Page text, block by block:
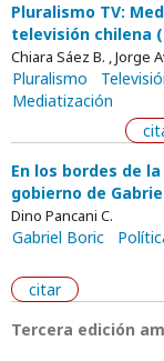
Pluralismo TV:
televisión chilena
Chiara Sáez B. , Jorge
Pluralismo
Mediatización
En los bordes de
gobierno de
Dino Pancani C.
Gabriel Boric
citar
Tercera edición